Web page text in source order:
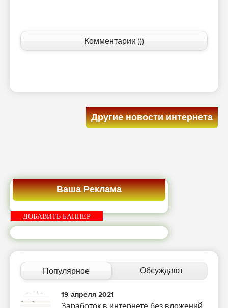
Комментарии )))
Другие новости интернета
Ваша Реклама
ДОБАВИТЬ БАННЕР
Популярное Обсуждают
19 апреля 2021